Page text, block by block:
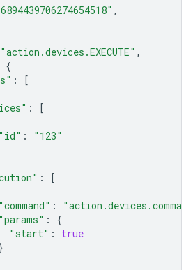
,
"action.devices.EXECUTE" ,
{
:
[
:
[
"id" :
"123"
:
[
"command" :
"params" :
{
"start" :
true
}